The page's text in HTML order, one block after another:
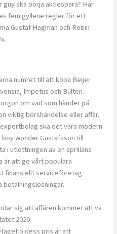
ska börja aktiespara? Här
fem gyllene regler för ett
Gustaf Hagman och Robin
numret till att köpa Beijer
Impetus och Bulten.
om vad som händer på
viktig börshändelse eller affär.
ska det vara modern
wonder Gustafsson till
i utlottningen av en sprillans
är att ge vårt populära
finansiellt serviceföretag
betalningslösningar.
sig att affären kommer att va
2020.
o dess pris är att